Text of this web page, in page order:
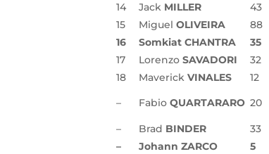
14
Jack MILLER 43
15
Miguel OLIVEIRA 88
16
Somkiat CHANTRA 35
17
Lorenzo SAVADORI 32
18
Maverick VINALES 12
–
Fabio QUARTARARO 20
– Brad BINDER 33
–
Johann ZARCO 5